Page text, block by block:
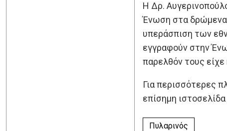
Η Δρ.
Ένωση στα δρώμενα
υπεράσπιση των
εγγραφούν στην
παρελθόν τους
Για περισσότερες
επίσημη
Πυλαρινός